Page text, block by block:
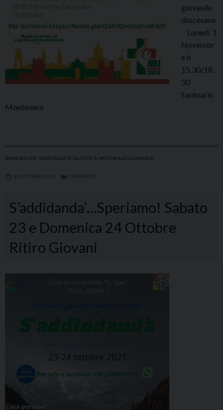
giovanile
diocesana
Lunedì’ 1
Novembr
e h
15.30/18.
30
Santuario
Montenero
PARROCCHIE PASTORALE SCOLASTICA PASTORALE GIOVANILE
19 OTTOBRE 2021 COMMENT
S’addidanda’…Speriamo! Sabato
23 e Domenica 24 Ottobre
Ritiro Giovani